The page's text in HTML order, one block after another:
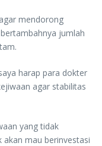
mendorong
jumlah
harap para dokter
agar stabilitas
yang tidak
mau berinvestasi